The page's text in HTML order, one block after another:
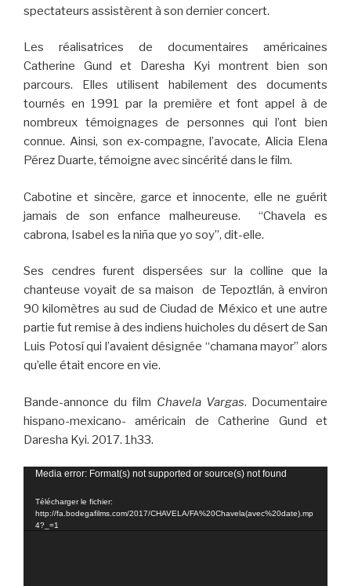
spectateurs assistèrent à son dernier concert.
Les réalisatrices de documentaires américaines
Catherine Gund et Daresha Kyi montrent bien son
parcours. Elles utilisent habilement des documents
tournés en 1991 par la première et font appel à de
nombreux témoignages de personnes qui l’ont bien
connue. Ainsi, son ex-compagne, l’avocate, Alicia Elena
Pérez Duarte, témoigne avec sincérité dans le film.
Cabotine et sincère, garce et innocente, elle ne guérit
jamais de son enfance malheureuse. “Chavela es
cabrona, Isabel es la niña que yo soy”, dit-elle.
Ses cendres furent dispersées sur la colline que la
chanteuse voyait de sa maison de Tepoztlán, à environ
90 kilomètres au sud de Ciudad de México et une autre
partie fut remise à des indiens huicholes du désert de San
Luis Potosí qui l’avaient désignée “chamana mayor” alors
qu’elle était encore en vie.
Bande-annonce du film Chavela Vargas. Documentaire
hispano-mexicano- américain de Catherine Gund et
Daresha Kyi. 2017. 1h33.
Lecteur
Media error: Format(s) not supported or source(s) not found
Télécharger le fichier:
http://fa.bodegafilms.com/2017/CHAVELA/FA%20Chavela(avec%20date).mp
4?_=1